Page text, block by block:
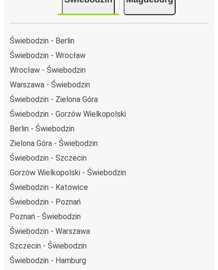
Świebodzin - Berlin
Świebodzin - Wrocław
Wrocław - Świebodzin
Warszawa - Świebodzin
Świebodzin - Zielona Góra
Świebodzin - Gorzów Wielkopolski
Berlin - Świebodzin
Zielona Góra - Świebodzin
Świebodzin - Szczecin
Gorzów Wielkopolski - Świebodzin
Świebodzin - Katowice
Świebodzin - Poznań
Poznań - Świebodzin
Świebodzin - Warszawa
Szczecin - Świebodzin
Świebodzin - Hamburg